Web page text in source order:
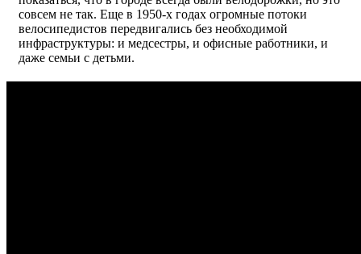
совсем не так. Еще в 1950-х годах огромные потоки
велосипедистов передвигались без необходимой
инфраструктуры: и медсестры, и офисные работники, и
даже семьи с детьми.